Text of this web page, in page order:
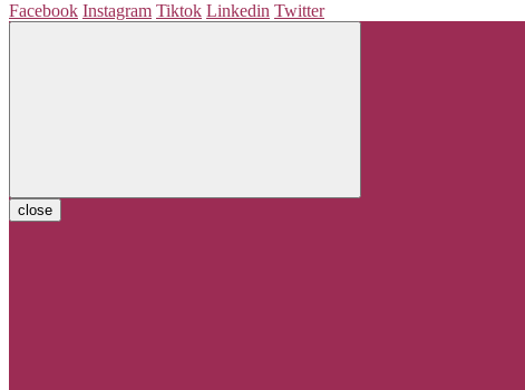
Facebook Instagram Tiktok Linkedin Twitter
close